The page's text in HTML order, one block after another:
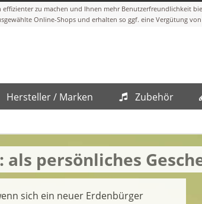
Hersteller / Marken Zubehör
persönliches
sich ein neuer Erdenbürger